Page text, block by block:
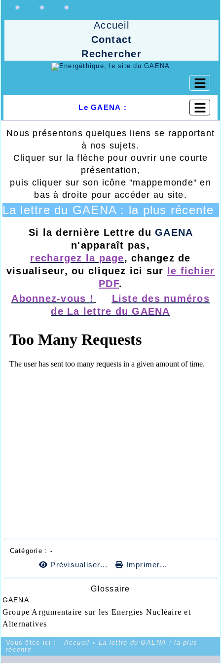
Accueil
Contact
Rechercher
Le GAENA :
Nous présentons quelques liens se rapportant
à nos sujets.
Cliquer sur la flèche pour ouvrir une courte
présentation,
puis cliquer sur son icône "mappemonde" en
bas à droite pour accéder au site.
La lettre du GAENA : la plus récente
Si la dernière Lettre du GAENA
n'apparaît pas,
rechargez la page, changez de
visualiseur, ou cliquez ici sur
le fichier
PDF.
Abonnez-vous !
Liste des numéros
de La lettre du GAENA
Catégorie : -
Prévisualiser... Imprimer...
Glossaire
GAENA
Groupe Argumentaire sur les Energies Nucléaire et
Alternatives
Vous êtes ici : Accueil » La lettre du GAENA : la plus
récente